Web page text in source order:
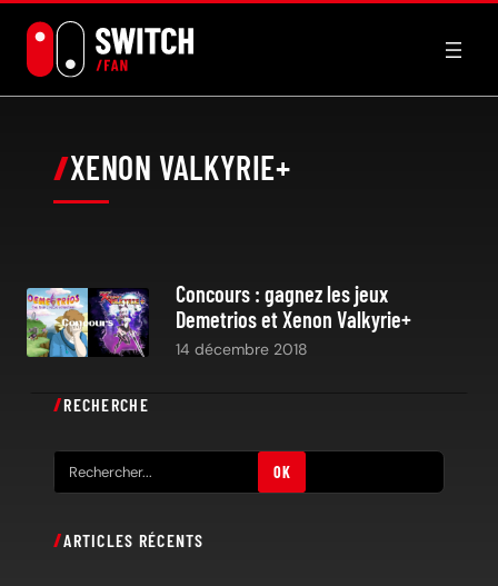
contenu
XENON VALKYRIE+
Concours : gagnez les jeux
Demetrios et Xenon Valkyrie+
14 décembre 2018
RECHERCHE
e
h
OK
ARTICLES RÉCENTS